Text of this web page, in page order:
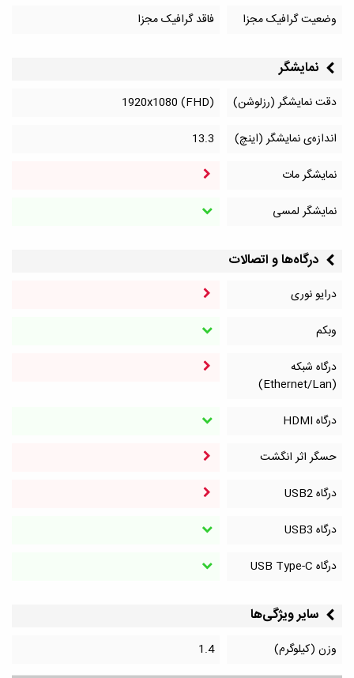
وضعیت گرافیک مجزا فاقد گرافیک مجزا
نمایشگر
دقت نمایشگر (رزلوشن)
1920x1080 (FHD)
اندازه‌ی نمایشگر (اینچ)
13.3
نمایشگر مات
نمایشگر لمسی
درگاه‌ها و اتصالات
درایو نوری
وبکم
درگاه شبکه
(Ethernet/Lan)
درگاه HDMI
حسگر اثر انگشت
درگاه‌ USB2
درگاه‌ USB3
درگاه‌ USB Type-C
سایر ویژگی‌ها
وزن (کیلوگرم) 1.4